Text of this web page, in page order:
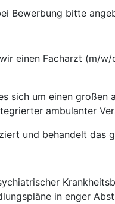
Bewerbung bitte
einen Facharzt (m/
sich um einen
ambulanter
und behandelt das
in enger